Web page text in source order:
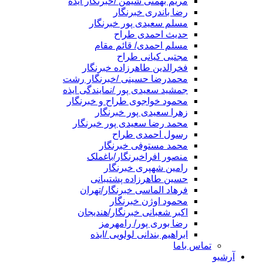
رضا باندری خبرنگار
مسلم سعیدی پور خبرنگار
حدیث احمدی طراح
مسلم احمدی/ قائم مقام
مجتبی کیانی طراح
فخرالدین طاهرزاده خبرنگار
محمدرضا حسینی /خبرنگار رشت
جمشید سعیدی پور /نمایندگی ایذه
محمود خواجوی طراح و خبرنگار
زهرا سعیدی پور خبرنگار
محمد رضا سعیدی پور خبرنگار
رسول احمدی طراح
محمد مستوفی خبرنگار
منصور افراخبرنگار/باغملک
رامین شهپری خبرنگار
حسین طاهرزاده پشتیبانی
فرهاد الماسی خبرنگار/تهران
محمود اوژن خبرنگار
اکبر شعبانی خبرنگار/هندیجان
رضا بوری پور/ رامهرمز
ابراهیم بندانی لولویی /ایذه
تماس باما
آرشیو